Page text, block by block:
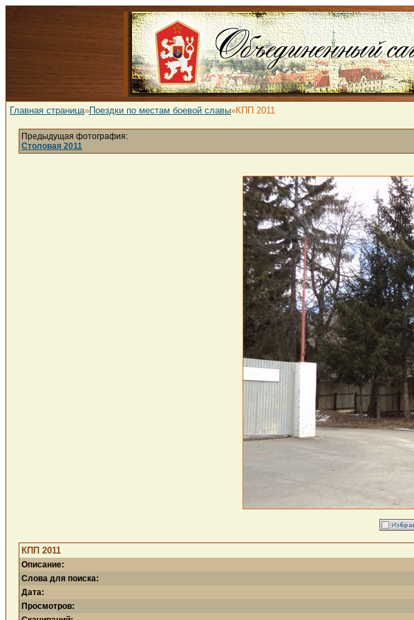
Главная страница»Поездки по местам боевой славы»КПП 2011
Предыдущая фотография:
Столовая 2011
КПП 2011
Описание:
Слова для поиска:
Дата:
Просмотров: